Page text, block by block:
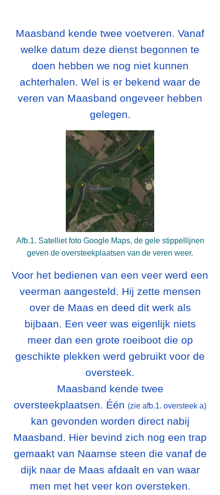
Maasband kende twee voetveren. Vanaf
welke datum deze dienst begonnen te
doen hebben we nog niet kunnen
achterhalen. Wel is er bekend waar de
veren van Maasband ongeveer hebben
gelegen.
Afb.1. Satelliet foto Google Maps, de gele stippellijnen
geven de oversteekplaatsen van de veren weer.
Voor het bedienen van een veer werd een
veerman aangesteld. Hij zette mensen
over de Maas en deed dit werk als
bijbaan. Een veer was eigenlijk niets
meer dan een grote roeiboot die op
geschikte plekken werd gebruikt voor de
oversteek.
Maasband kende twee
oversteekplaatsen. Één (zie afb.1. oversteek a)
kan gevonden worden direct nabij
Maasband. Hier bevind zich nog een trap
gemaakt van Naamse steen die vanaf de
dijk naar de Maas afdaalt en van waar
men met het veer kon oversteken.